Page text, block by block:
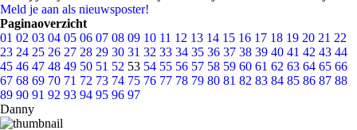
Meld je aan als nieuwsposter!
Paginaoverzicht
01 02 03 04 05 06 07 08 09 10 11 12 13 14 15 16 17 18 19 20 21 22
23 24 25 26 27 28 29 30 31 32 33 34 35 36 37 38 39 40 41 42 43 44
45 46 47 48 49 50 51 52 53 54 55 56 57 58 59 60 61 62 63 64 65 66
67 68 69 70 71 72 73 74 75 76 77 78 79 80 81 82 83 84 85 86 87 88
89 90 91 92 93 94 95 96 97
Danny